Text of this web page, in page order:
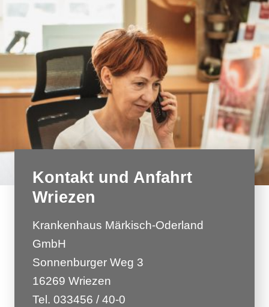
Kontakt und Anfahrt
Wriezen
Krankenhaus Märkisch-Oderland
GmbH
Sonnenburger Weg 3
16269 Wriezen
Tel. 033456 / 40-0